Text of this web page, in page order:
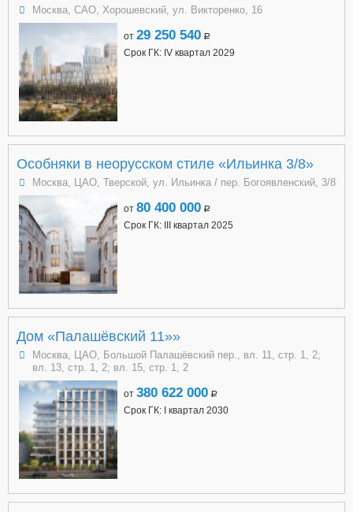
Москва, САО, Хорошевский, ул. Викторенко, 16
от 29 250 540 a
Срок ГК: IV квартал 2029
Особняки в неорусском стиле «Ильинка 3/8»
Москва, ЦАО, Тверской, ул. Ильинка / пер. Богоявленский, 3/8
от 80 400 000 a
Срок ГК: III квартал 2025
Дом «Палашёвский 11»»
Москва, ЦАО, Большой Палашёвский пер., вл. 11, стр. 1, 2;
вл. 13, стр. 1, 2; вл. 15, стр. 1, 2
от 380 622 000 a
Срок ГК: I квартал 2030